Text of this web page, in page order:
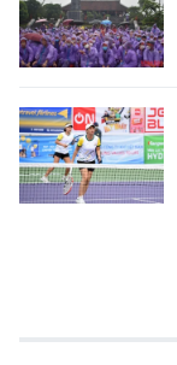
Media Xã hội
Media Pháp luật
Media Du lịch
Media Thế giới